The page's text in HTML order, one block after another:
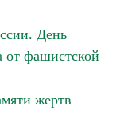
День
от фашистской
жертв